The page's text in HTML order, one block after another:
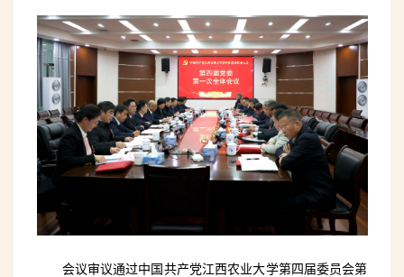
会议审议通过中国共产党江西农业大学第四届委员会第